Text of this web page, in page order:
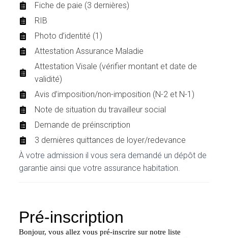
Fiche de paie (3 dernières)
RIB
Photo d’identité (1)
Attestation Assurance Maladie
Attestation Visale (vérifier montant et date de
validité)
Avis d’imposition/non-imposition (N-2 et N-1)
Note de situation du travailleur social
Demande de préinscription
3 dernières quittances de loyer/redevance
À votre admission il vous sera demandé un dépôt de
garantie ainsi que votre assurance habitation.